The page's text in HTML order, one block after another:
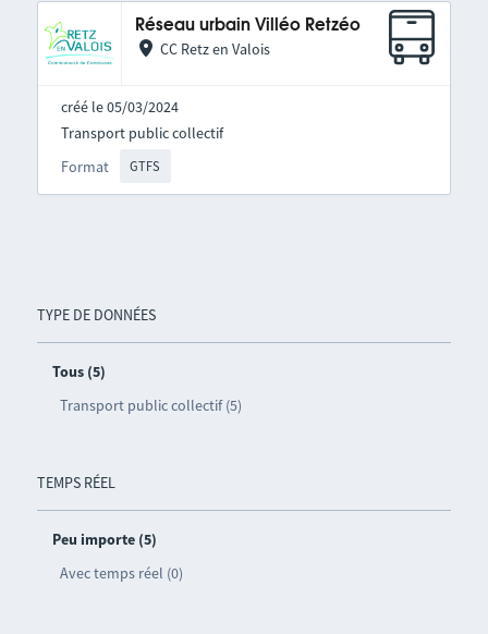
TYPE DE DONNÉES
Tous (5)
Transport public collectif (5)
TEMPS RÉEL
Peu importe (5)
Avec temps réel (0)
Réseau urbain Villéo Retzéo
CC Retz en Valois
créé le 05/03/2024
Format GTFS
Transport public collectif